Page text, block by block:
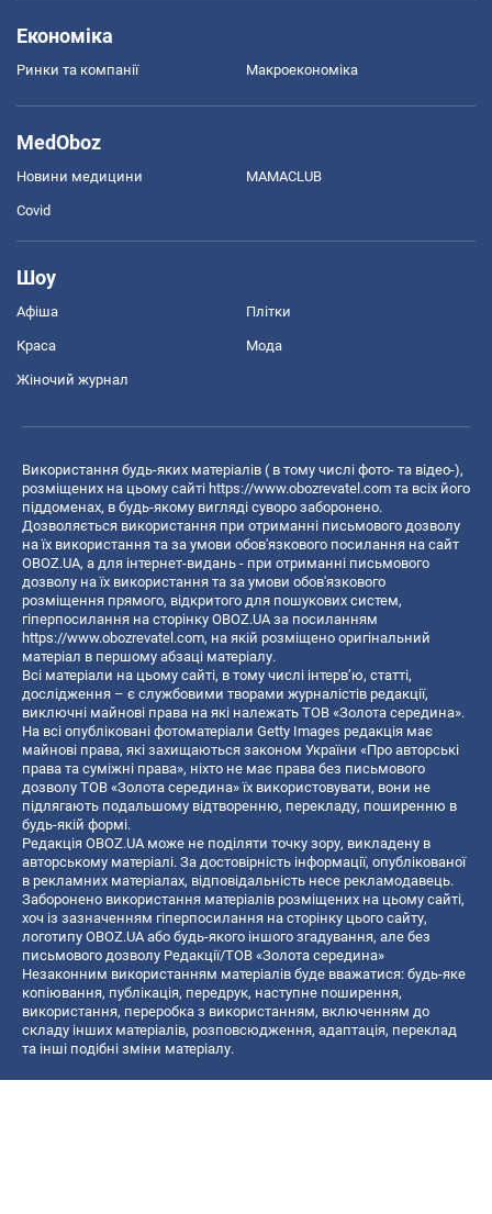
Економіка
Ринки та компанії Макроекономіка
MedOboz
Новини медицини MAMACLUB
Covid
Шоу
Афіша Плітки
Краса Мода
Жіночий журнал
Використання будь-яких матеріалів ( в тому числі фото- та відео-),
розміщених на цьому сайті https://www.obozrevatel.com та всіх його
піддоменах, в будь-якому вигляді суворо заборонено.
Дозволяється використання при отриманні письмового дозволу
на їх використання та за умови обов'язкового посилання на сайт
OBOZ.UA, а для інтернет-видань - при отриманні письмового
дозволу на їх використання та за умови обов'язкового
розміщення прямого, відкритого для пошукових систем,
гіперпосилання на сторінку OBOZ.UA за посиланням
https://www.obozrevatel.com, на якій розміщено оригінальний
матеріал в першому абзаці матеріалу.
Всі матеріали на цьому сайті, в тому числі інтерв’ю, статті,
дослідження – є службовими творами журналістів редакції,
виключні майнові права на які належать ТОВ «Золота середина».
На всі опубліковані фотоматеріали Getty Images редакція має
майнові права, які захищаються законом України «Про авторські
права та суміжні права», ніхто не має права без письмового
дозволу ТОВ «Золота середина» їх використовувати, вони не
підлягають подальшому відтворенню, перекладу, поширенню в
будь-якій формі.
Редакція OBOZ.UA може не поділяти точку зору, викладену в
авторському матеріалі. За достовірність інформації, опублікованої
в рекламних матеріалах, відповідальність несе рекламодавець.
Заборонено використання матеріалів розміщених на цьому сайті,
хоч із зазначенням гіперпосилання на сторінку цього сайту,
логотипу OBOZ.UA або будь-якого іншого згадування, але без
письмового дозволу Редакції/ТОВ «Золота середина»
Незаконним використанням матеріалів буде вважатися: будь-яке
копiювання, публiкацiя, передрук, наступне поширення,
використання, переробка з використанням, включенням до
складу інших матеріалів, розповсюдження, адаптація, переклад
та інші подібні зміни матеріалу.